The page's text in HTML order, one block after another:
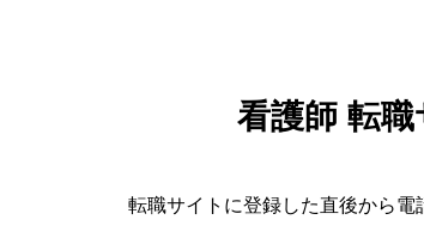
看護師 転
転職サイトに登録した直後から